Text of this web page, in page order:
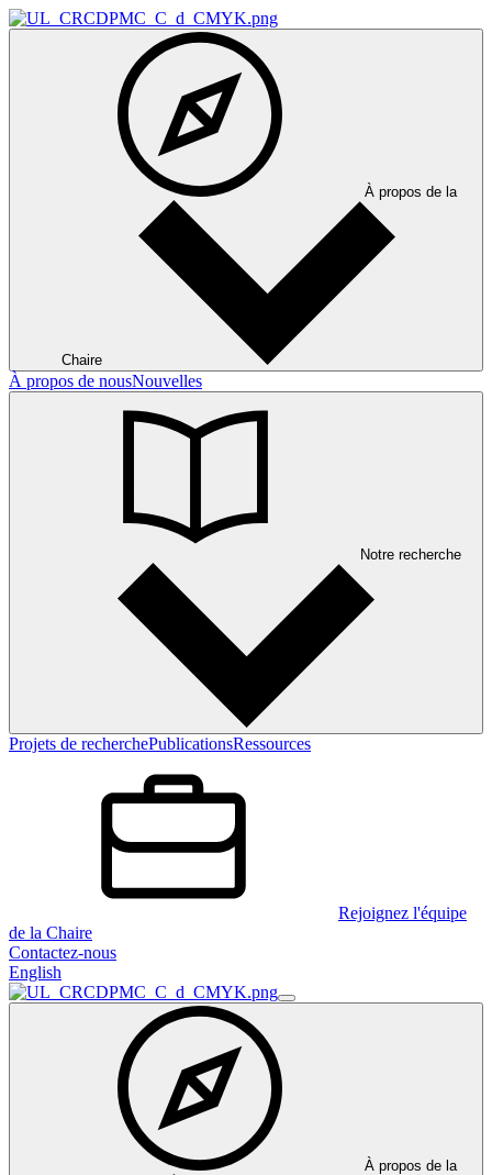
À propos de la
Chaire
À propos de nousNouvelles
Notre recherche
Projets de recherchePublicationsRessources
Rejoignez l'équipe
de la Chaire
Contactez-nous
English
À propos de la